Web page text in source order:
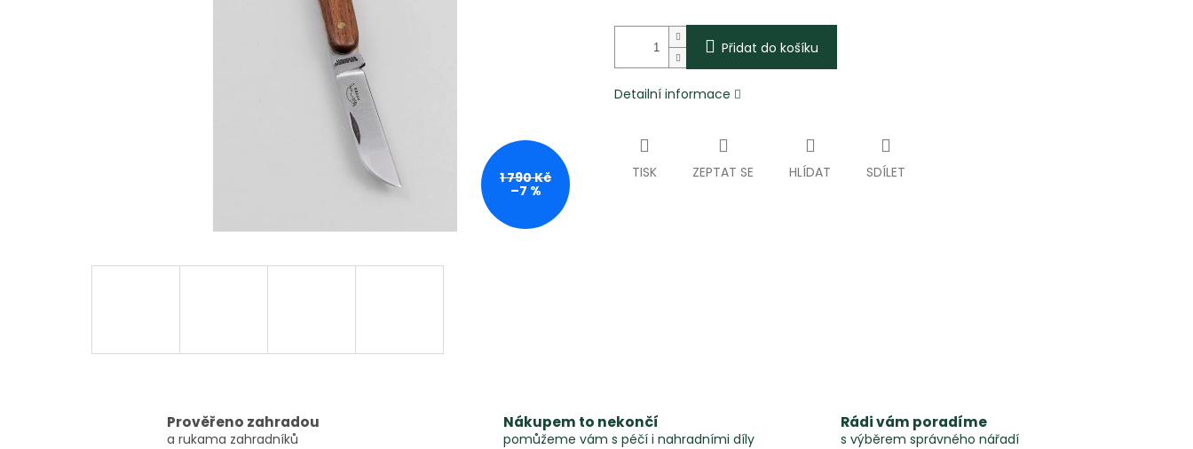
1 790 Kč
–7 %
Přidat do košíku
Detailní informace
TISK ZEPTAT SE HLÍDAT SDÍLET
Prověřeno zahradou
a rukama zahradníků
Nákupem to nekončí
pomůžeme vám s péčí i nahradními díly
Rádi vám poradíme
s výběrem správného nářadí